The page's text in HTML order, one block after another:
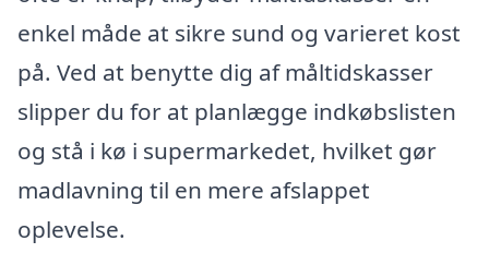
enkel måde at sikre sund og varieret kost
på. Ved at benytte dig af måltidskasser
slipper du for at planlægge indkøbslisten
og stå i kø i supermarkedet, hvilket gør
madlavning til en mere afslappet
oplevelse.